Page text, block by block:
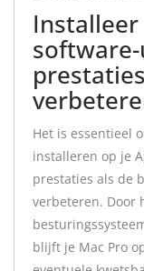
Het is essentieel
installeren op je
prestaties als de
verbeteren. Door
blijft je Mac Pro